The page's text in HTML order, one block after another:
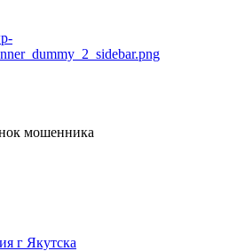
мошенника
г Якутска